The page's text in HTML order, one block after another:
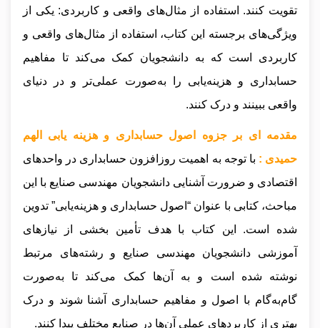
تقویت کنند. استفاده از مثال‌های واقعی و کاربردی: یکی از
ویژگی‌های برجسته این کتاب، استفاده از مثال‌های واقعی و
کاربردی است که به دانشجویان کمک می‌کند تا مفاهیم
حسابداری و هزینه‌یابی را به‌صورت عملی‌تر و در دنیای
واقعی ببینند و درک کنند.
مقدمه ای بر جزوه اصول حسابداری و هزینه یابی الهم
حمیدی : با توجه به اهمیت روزافزون حسابداری در واحدهای
اقتصادی و ضرورت آشنایی دانشجویان مهندسی صنایع با این
مباحث، کتابی با عنوان “اصول حسابداری و هزینه‌یابی” تدوین
شده است. این کتاب با هدف تأمین بخشی از نیازهای
آموزشی دانشجویان مهندسی صنایع و رشته‌های مرتبط
نوشته شده است و به آن‌ها کمک می‌کند تا به‌صورت
گام‌به‌گام با اصول و مفاهیم حسابداری آشنا شوند و درک
بهتری از کاربردهای عملی آن‌ها در صنایع مختلف پیدا کنند.